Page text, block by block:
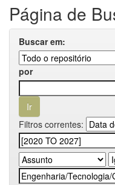
Página de
Buscar em:
por
Filtros correntes: